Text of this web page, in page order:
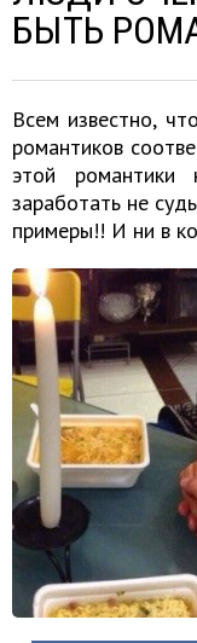
БЫТЬ
Всем известно,
романтиков
этой
заработать не
примеры!! И ни в